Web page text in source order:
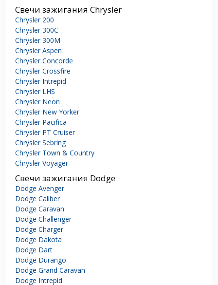
Свечи зажигания Chrysler
Chrysler 200
Chrysler 300C
Chrysler 300M
Chrysler Aspen
Chrysler Concorde
Chrysler Crossfire
Chrysler Intrepid
Chrysler LHS
Chrysler Neon
Chrysler New Yorker
Chrysler Pacifica
Chrysler PT Cruiser
Chrysler Sebring
Chrysler Town & Country
Chrysler Voyager
Свечи зажигания Dodge
Dodge Avenger
Dodge Caliber
Dodge Caravan
Dodge Challenger
Dodge Charger
Dodge Dakota
Dodge Dart
Dodge Durango
Dodge Grand Caravan
Dodge Intrepid